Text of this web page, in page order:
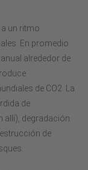
un ritmo
En promedio
alrededor de
de CO2. La
de
allí), degradación
de